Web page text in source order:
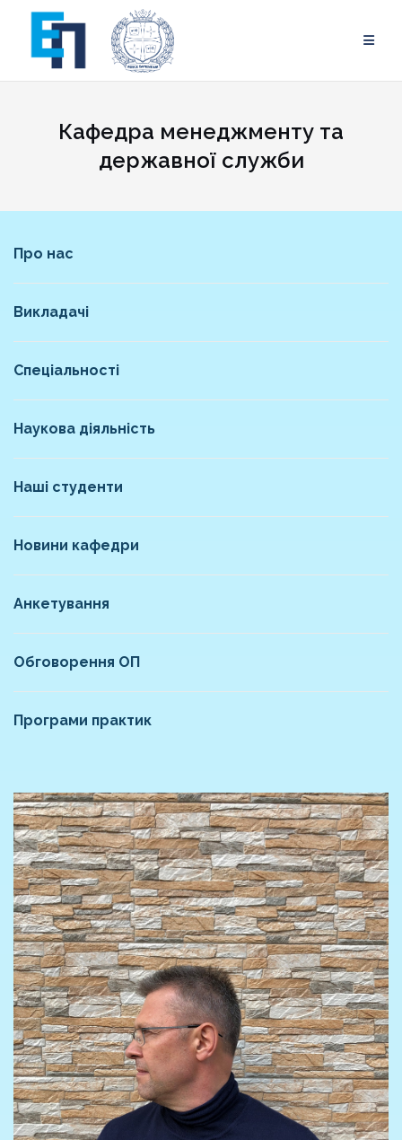
content
Кафедра менеджменту та
державної служби
Про нас
Викладачі
Спеціальності
Наукова діяльність
Наші студенти
Новини кафедри
Анкетування
Обговорення ОП
Програми практик